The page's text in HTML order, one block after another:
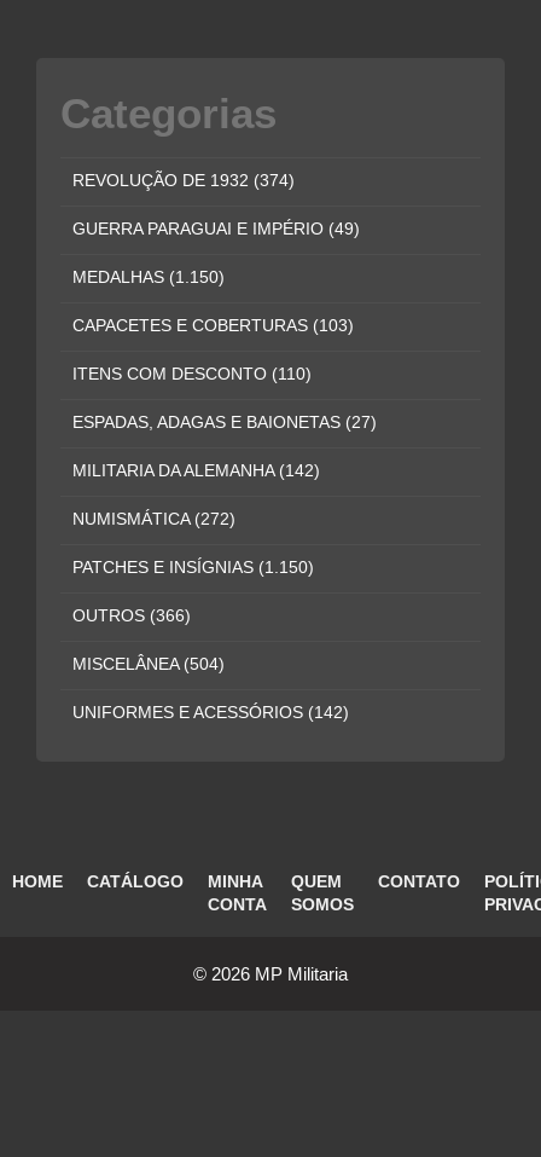
Categorias
REVOLUÇÃO DE 1932 (374)
GUERRA PARAGUAI E IMPÉRIO (49)
MEDALHAS (1.150)
CAPACETES E COBERTURAS (103)
ITENS COM DESCONTO (110)
ESPADAS, ADAGAS E BAIONETAS (27)
MILITARIA DA ALEMANHA (142)
NUMISMÁTICA (272)
PATCHES E INSÍGNIAS (1.150)
OUTROS (366)
MISCELÂNEA (504)
UNIFORMES E ACESSÓRIOS (142)
HOME CATÁLOGO
MINHA
CONTA
QUEM
SOMOS
CONTATO
© 2026 MP Militaria